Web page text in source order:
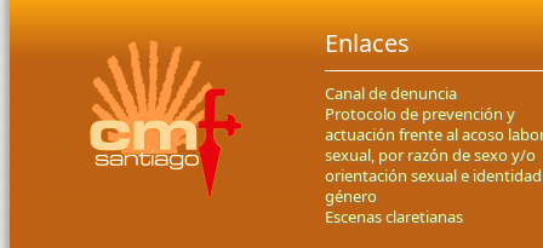
Enlaces
Canal de denuncia
Protocolo de prevención y
actuación frente al acoso
sexual, por razón de sexo y/o
orientación sexual e
género
Escenas claretianas